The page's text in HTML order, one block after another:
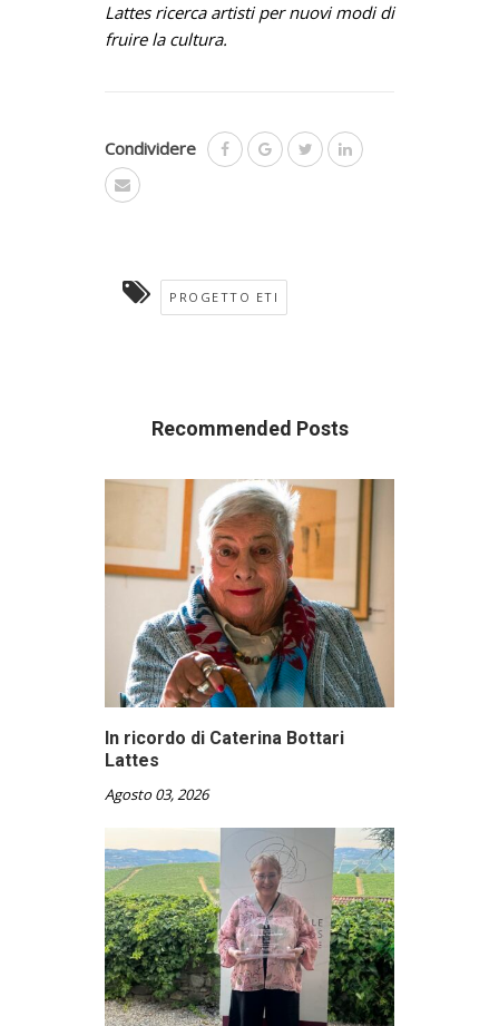
Lattes ricerca artisti per nuovi modi di
fruire la cultura.
Condividere
PROGETTO ETI
Recommended Posts
In ricordo di Caterina Bottari
Lattes
Agosto 03, 2026